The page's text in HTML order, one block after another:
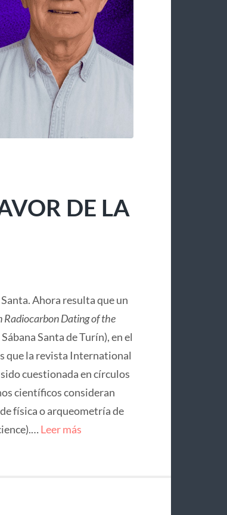
DE LA
Ahora resulta que un
Radiocarbon Dating of the
Santa de Turín), en el
que la revista International
cuestionada en círculos
científicos consideran
física o arqueometría de
Leer más